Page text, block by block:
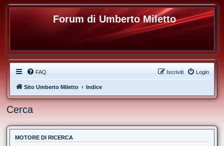
Forum di Umberto Miletto
FAQ Login
Iscriviti
Sito Umberto Miletto Indice
Cerca
MOTORE DI RICERCA